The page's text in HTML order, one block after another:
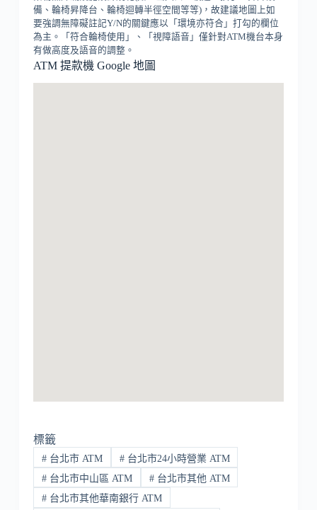
備、輪椅昇降台、輪椅迴轉半徑空間等等)，故建議地圖上如
要強調無障礙註記Y/N的關鍵應以「環境亦符合」打勾的欄位
為主。「符合輪椅使用」、「視障語音」僅針對ATM機台本身
有做高度及語音的調整。
ATM 提款機 Google 地圖
標籤
#台北市 ATM #台北市24小時營業 ATM
#台北市中山區 ATM #台北市其他 ATM
#台北市其他華南銀行 ATM